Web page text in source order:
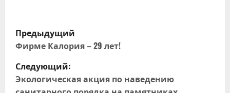
Н
а
в
Предыдущий
Фирме Калория – 29 лет!
Следующий:
Экологическая акция по наведению